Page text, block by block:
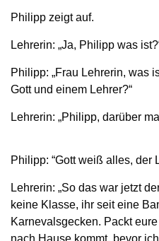
Philipp zeigt auf.
Lehrerin: „Ja, Philipp was
Philipp: „Frau Lehrerin, was
Gott und einem Lehrer?“
Lehrerin: „Philipp, darüber
Philipp: “Gott weiß alles, der
Lehrerin: „So das war jetzt
keine Klasse, ihr seit eine
Karnevalsgecken. Packt
nach Hause kommt, bevor